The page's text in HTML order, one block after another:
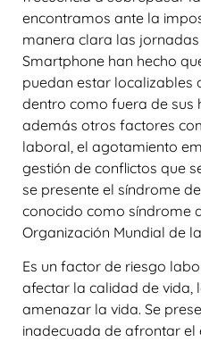
encontramos ante la
manera clara las
Smartphone han hecho
puedan estar localizables
dentro como fuera de sus
además otros factores
laboral, el agotamiento
gestión de conflictos que
se presente el síndrome
conocido como síndrome
Organización Mundial de
Es un factor de riesgo
afectar la calidad de vida,
amenazar la vida. Se
inadecuada de afrontar el